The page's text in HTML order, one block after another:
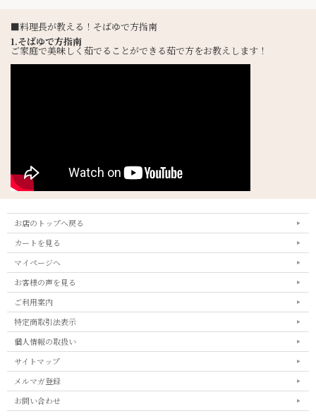
■料理長が教える！そばゆで方指南
1.そばゆで方指南
ご家庭で美味しく茹でることができる茹で方をお教えします！
お店のトップへ戻る
カートを見る
マイページへ
お客様の声を見る
ご利用案内
特定商取引法表示
個人情報の取扱い
サイトマップ
メルマガ登録
お問い合わせ